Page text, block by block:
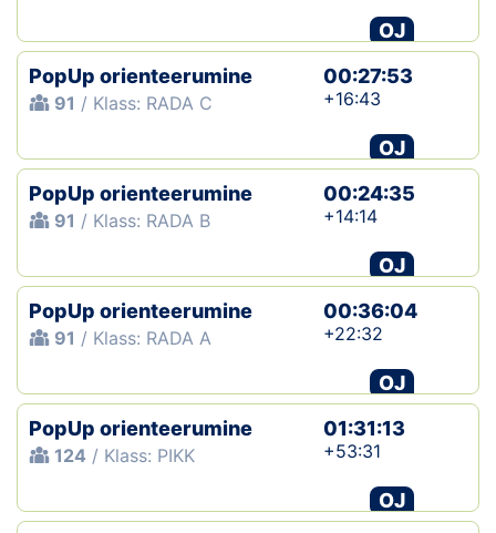
OJ
PopUp orienteerumine
91 / Klass: RADA C
00:27:53
+16:43
OJ
PopUp orienteerumine
91 / Klass: RADA B
00:24:35
+14:14
OJ
PopUp orienteerumine
91 / Klass: RADA A
00:36:04
+22:32
OJ
PopUp orienteerumine
124 / Klass: PIKK
01:31:13
+53:31
OJ